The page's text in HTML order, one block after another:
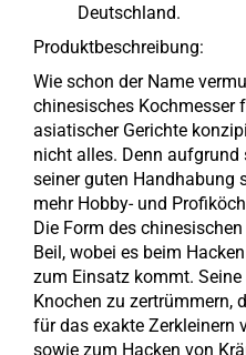
Deutschland.
Produktbeschreibung:
Wie schon der Name
chinesisches Kochmesser
asiatischer Gerichte
nicht alles. Denn aufgrund
seiner guten Handhabung
mehr Hobby- und
Die Form des
Beil, wobei es beim
zum Einsatz kommt.
Knochen zu zertrümmern,
für das exakte Zerkleinern
sowie zum Hacken von